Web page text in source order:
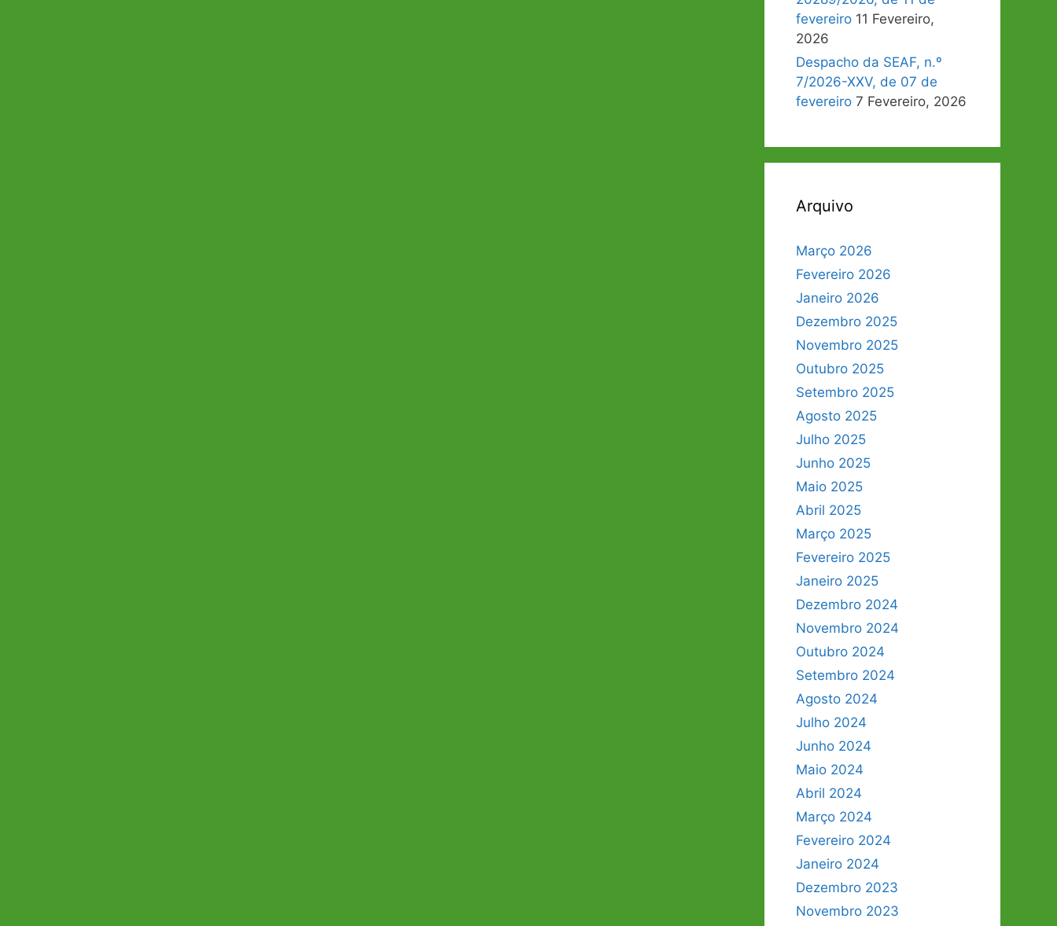
fevereiro 11 Fevereiro,
2026
Despacho da SEAF, n.º
7/2026-XXV, de 07 de
fevereiro 7 Fevereiro, 2026
Arquivo
Março 2026
Fevereiro 2026
Janeiro 2026
Dezembro 2025
Novembro 2025
Outubro 2025
Setembro 2025
Agosto 2025
Julho 2025
Junho 2025
Maio 2025
Abril 2025
Março 2025
Fevereiro 2025
Janeiro 2025
Dezembro 2024
Novembro 2024
Outubro 2024
Setembro 2024
Agosto 2024
Julho 2024
Junho 2024
Maio 2024
Abril 2024
Março 2024
Fevereiro 2024
Janeiro 2024
Dezembro 2023
Novembro 2023